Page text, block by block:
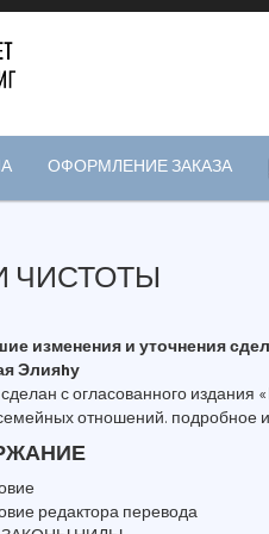
ОФОРМЛЕНИЕ ЗАКАЗА
ЧИСТОТЫ
изменения и уточнения
Элияhу
с огласованного издания
отношений. подробное
редактора перевода